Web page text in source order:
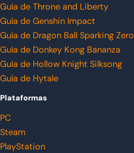
Guía de Throne and Liberty
Guía de Genshin Impact
Guía de Dragon Ball Sparking Zero
Guía de Donkey Kong Bananza
Guía de Hollow Knight Silksong
Guía de Hytale
Plataformas
PC
Steam
PlayStation